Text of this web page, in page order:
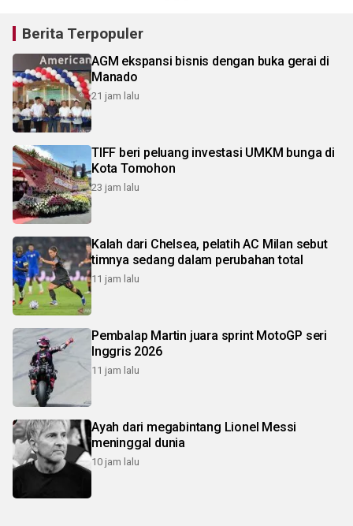
Berita Terpopuler
AGM ekspansi bisnis dengan buka gerai di
Manado
21 jam lalu
TIFF beri peluang investasi UMKM bunga di
Kota Tomohon
23 jam lalu
Kalah dari Chelsea, pelatih AC Milan sebut
timnya sedang dalam perubahan total
11 jam lalu
Pembalap Martin juara sprint MotoGP seri
Inggris 2026
11 jam lalu
Ayah dari megabintang Lionel Messi
meninggal dunia
10 jam lalu